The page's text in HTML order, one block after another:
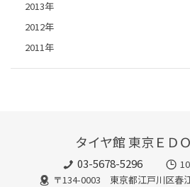
2013年
2012年
2011年
タイヤ館 東京ＥＤ
03-5678-5296
〒134-0003 東京都江戸川区春